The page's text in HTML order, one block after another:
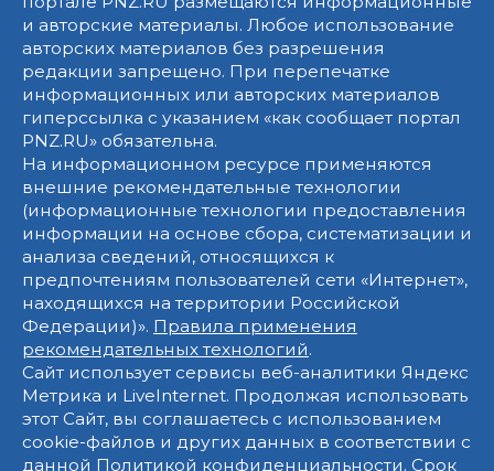
и авторские материалы. Любое использование
авторских материалов без разрешения
редакции запрещено. При перепечатке
информационных или авторских материалов
гиперссылка с указанием «как сообщает портал
PNZ.RU» обязательна.
На информационном ресурсе применяются
внешние рекомендательные технологии
(информационные технологии предоставления
информации на основе сбора, систематизации и
анализа сведений, относящихся к
предпочтениям пользователей сети «Интернет»,
находящихся на территории Российской
Федерации)». Правила применения
рекомендательных технологий.
Сайт использует сервисы веб-аналитики Яндекс
Метрика и LiveInternet. Продолжая использовать
этот Сайт, вы соглашаетесь с использованием
cookie-файлов и других данных в соответствии с
данной Политикой конфиденциальности. Срок